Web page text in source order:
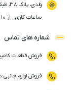
ولدی، پلاک ۳۸، طبقه ۱- (فقط دریافت کالا با هماهنگی قبلی)
ساعات کاری : از ۱۰ الی ۱۸
شماره های تماس
فروش قطعات
فروش لوازم جانبی: